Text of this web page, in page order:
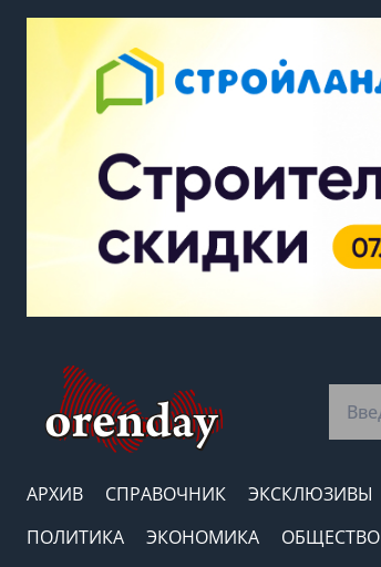
АРХИВ СПРАВОЧНИК ЭКСКЛЮЗИВЫ
ПОЛИТИКА
ЭКОНОМИКА ОБЩЕСТВО